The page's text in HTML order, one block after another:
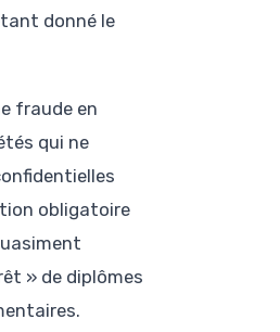
donné le
fraude en
qui ne
obligatoire
» de diplômes